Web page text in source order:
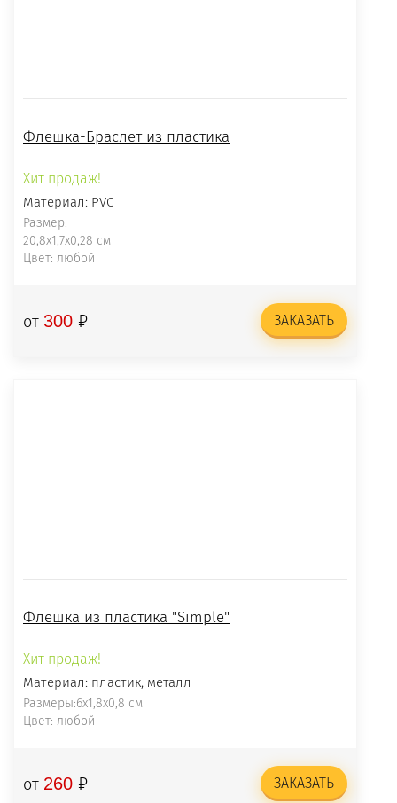
Флешка-Браслет из пластика
Хит продаж!
Материал: PVC
Размер:
20,8x1,7x0,28 см
Цвет: любой
от 300 ₽ ЗАКАЗАТЬ
Флешка из пластика "Simple"
Хит продаж!
Материал: пластик, металл
Размеры:6х1,8х0,8 см
Цвет: любой
от 260 ₽ ЗАКАЗАТЬ